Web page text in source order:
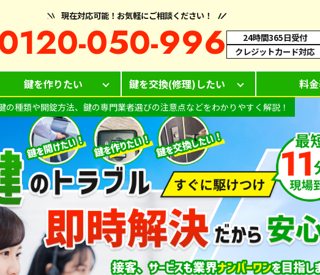
現在対応可能！お気軽にご相談ください！
050-996
24時間365日受付
クレジットカード対応
鍵を作りたい 鍵を交換(修理)したい 料
の種類や開錠方法、鍵の専門業者選びの注意点などをわかりやすく解説！